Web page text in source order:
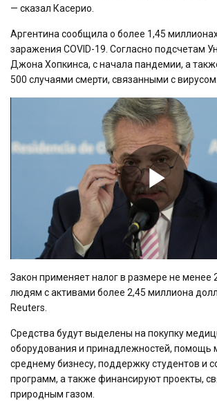
— сказал Касерио.
Аргентина сообщила о более 1,45
заражения COVID-19. Согласно подсчетам
Джона Хопкинса, с начала пандемии, а
500 случаями смерти, связанными с вирусом.
Play
Закон применяет налог в размере не менее
людям с активами более 2,45 миллиона
Reuters.
Средства будут выделены на покупку
оборудования и принадлежностей, помощь
среднему бизнесу, поддержку студентов и
программ, а также финансируют проекты,
природным газом.